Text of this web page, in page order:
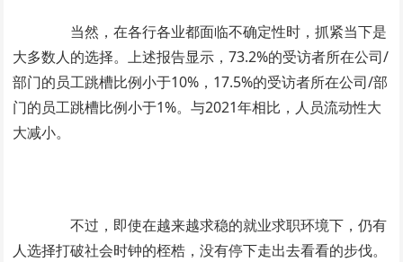
当然，在各行各业都面临不确定性时，抓紧当下是
大多数人的选择。上述报告显示，73.2%的受访者所在公司/
部门的员工跳槽比例小于10%，17.5%的受访者所在公司/部
门的员工跳槽比例小于1%。与2021年相比，人员流动性大
大减小。
不过，即使在越来越求稳的就业求职环境下，仍有
人选择打破社会时钟的桎梏，没有停下走出去看看的步伐。